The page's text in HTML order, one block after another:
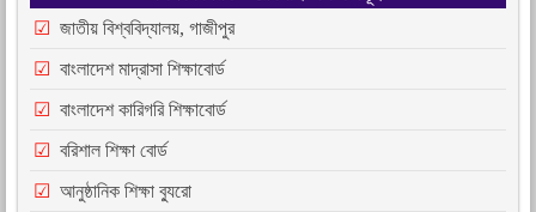
জাতীয় বিশ্ববিদ্যালয়, গাজীপুর
বাংলাদেশ মাদ্রাসা শিক্ষাবোর্ড
বাংলাদেশ কারিগরি শিক্ষাবোর্ড
বরিশাল শিক্ষা বোর্ড
আনুষ্ঠানিক শিক্ষা ব্যুরো